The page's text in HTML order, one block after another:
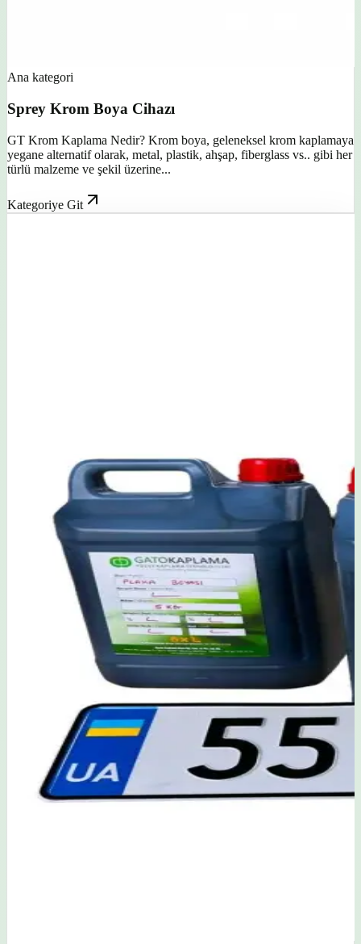
Ana kategori
Sprey Krom Boya Cihazı
GT Krom Kaplama Nedir? Krom boya, geleneksel krom kaplamaya
yegane alternatif olarak, metal, plastik, ahşap, fiberglass vs.. gibi her
türlü malzeme ve şekil üzerine...
Kategoriye Git